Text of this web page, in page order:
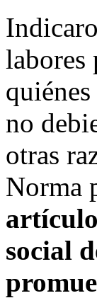
labores
no
otras
Norma
social